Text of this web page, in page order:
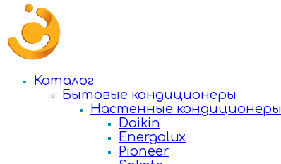
Каталог
Бытовые кондиционеры
Настенные кондиционеры
Daikin
Energolux
Pioneer